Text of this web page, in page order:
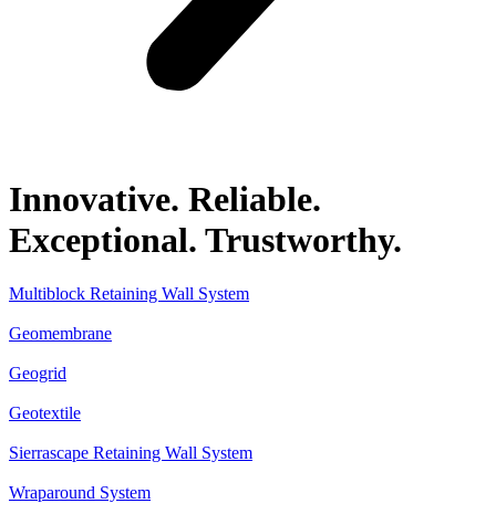
Innovative. Reliable.
Exceptional. Trustworthy.
Multiblock Retaining Wall System
Geomembrane
Geogrid
Geotextile
Sierrascape Retaining Wall System
Wraparound System